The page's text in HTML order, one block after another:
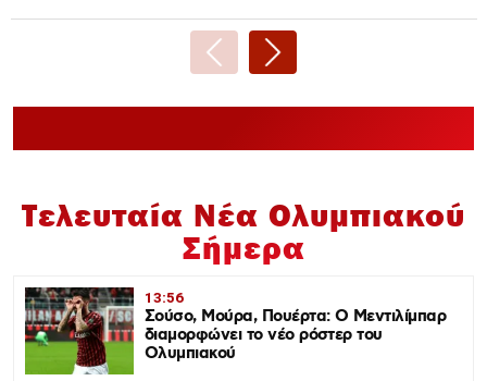
Τελευταία Νέα Ολυμπιακού
Σήμερα
13:56
Σούσο, Μούρα, Πουέρτα: Ο Μεντιλίμπαρ
διαμορφώνει το νέο ρόστερ του
Ολυμπιακού